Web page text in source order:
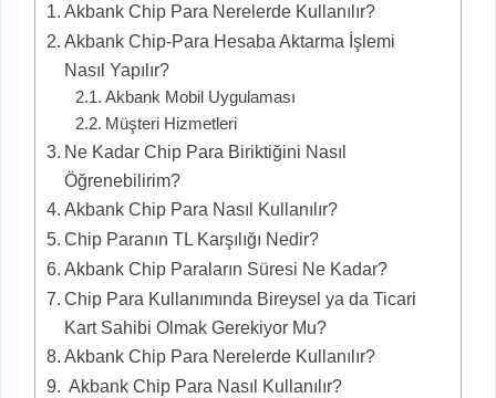
Akbank Chip Para Nerelerde Kullanılır?
Akbank Chip-Para Hesaba Aktarma İşlemi
Nasıl Yapılır?
Akbank Mobil Uygulaması
Müşteri Hizmetleri
Ne Kadar Chip Para Biriktiğini Nasıl
Öğrenebilirim?
Akbank Chip Para Nasıl Kullanılır?
Chip Paranın TL Karşılığı Nedir?
Akbank Chip Paraların Süresi Ne Kadar?
Chip Para Kullanımında Bireysel ya da Ticari
Kart Sahibi Olmak Gerekiyor Mu?
Akbank Chip Para Nerelerde Kullanılır?
Akbank Chip Para Nasıl Kullanılır?